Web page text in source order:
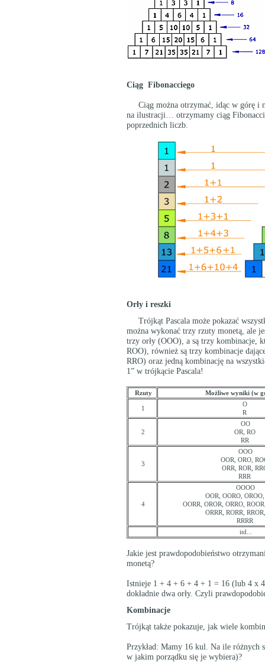
Ciąg Fibonacciego
Ciąg można otrzymać, idąc w górę i
na ilustracji… otrzymamy ciąg
poprzednich liczb.
Orły i reszki
Trójkąt Pascala może pokazać
można wykonać trzy rzuty monetą, ale
trzy orły (OOO), a są trzy kombinacje,
ROO), również są trzy kombinacje
RRO) oraz jedną kombinację na
1” w trójkącie Pascala!
Rzuty Możliwe wyniki (w
1
O
R
2
OO
OR, RO
RR
3
OOO
OOR, ORO,
ORR, ROR,
RRR
4
OOOO
OOR, OORO,
OORR, OROR, ORRO,
ORRR, RORR,
RRRR
itd...
Jakie jest prawdopodobieństwo
monetą?
Istnieje 1 + 4 + 6 + 4 + 1 = 16 (lub 4 x
dokładnie dwa orły. Czyli
Kombinacje
Trójkąt także pokazuje, jak wiele
Przykład: Mamy 16 kul. Na ile różnych
w jakim porządku się je wybiera)?